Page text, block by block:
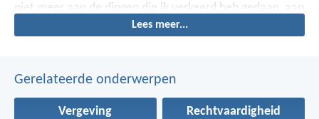
niet meer aan de dingen die ik verkeerd heb gedaan,
aan
de keren dat ik ongehoorzaam aan U was toen ik nog
Lees meer...
Gerelateerde onderwerpen
Vergeving Rechtvaardigheid